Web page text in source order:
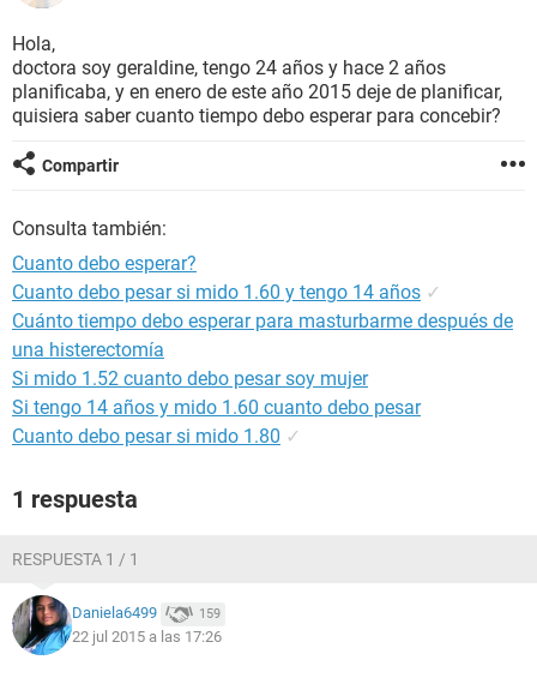
BIENESTAR
SEXUALIDAD
GLOSARIO
Hola,
doctora soy geraldine, tengo 24 años y hace 2 años
planificaba, y en enero de este año 2015 deje de planificar,
quisiera saber cuanto tiempo debo esperar para concebir?
Compartir
Consulta también:
Cuanto debo esperar?
Cuanto debo pesar si mido 1.60 y tengo 14 años ✓
Cuánto tiempo debo esperar para masturbarme después de
una histerectomía
Si mido 1.52 cuanto debo pesar soy mujer
Si tengo 14 años y mido 1.60 cuanto debo pesar
Cuanto debo pesar si mido 1.80 ✓
1 respuesta
RESPUESTA 1 / 1
Daniela6499 159
22 jul 2015 a las 17:26